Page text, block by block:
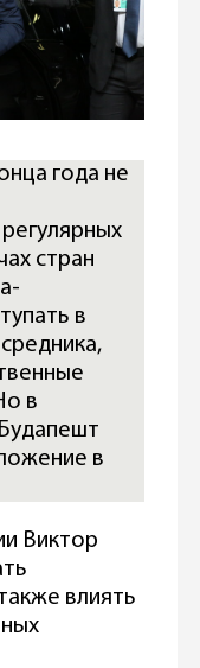
года не
стран
в
в
в
Виктор
влиять